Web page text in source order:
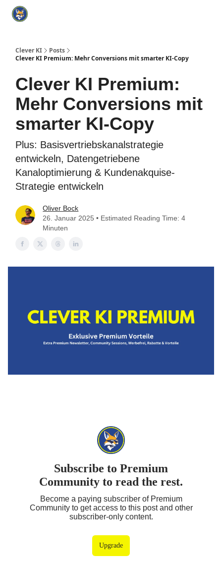
Clever KI
Posts
Clever KI Premium: Mehr Conversions mit smarter KI-Copy
Clever KI Premium:
Mehr Conversions mit
smarter KI-Copy
Plus: Basisvertriebskanalstrategie
entwickeln, Datengetriebene
Kanaloptimierung & Kundenakquise-
Strategie entwickeln
Oliver Bock
26. Januar 2025 • Estimated Reading Time: 4
Minuten
Subscribe to Premium
Community to read the rest.
Become a paying subscriber of Premium
Community to get access to this post and other
subscriber-only content.
Upgrade